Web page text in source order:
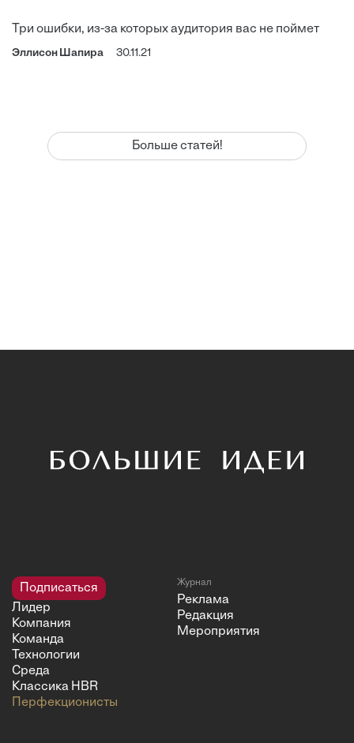
Три ошибки, из-за которых аудитория вас не поймет
Эллисон Шапира 30.11.21
Больше статей!
Подписаться
Лидер
Компания
Команда
Технологии
Среда
Классика HBR
Перфекционисты
Журнал
Реклама
Редакция
Мероприятия